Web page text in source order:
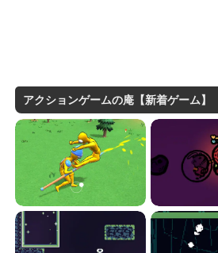
アクションゲームの庵【新着ゲーム】